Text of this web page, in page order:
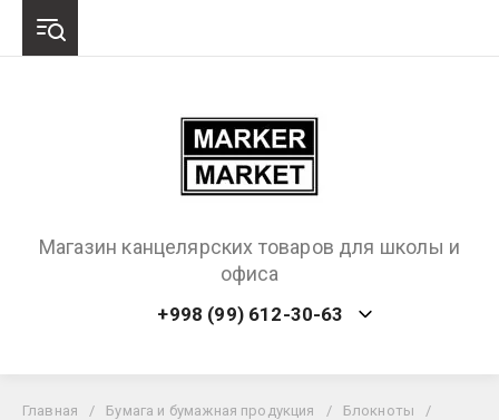
Магазин канцелярских товаров для школы и
офиса
+998 (99) 612-30-63
Главная / Бумага и бумажная продукция / Блокноты
/